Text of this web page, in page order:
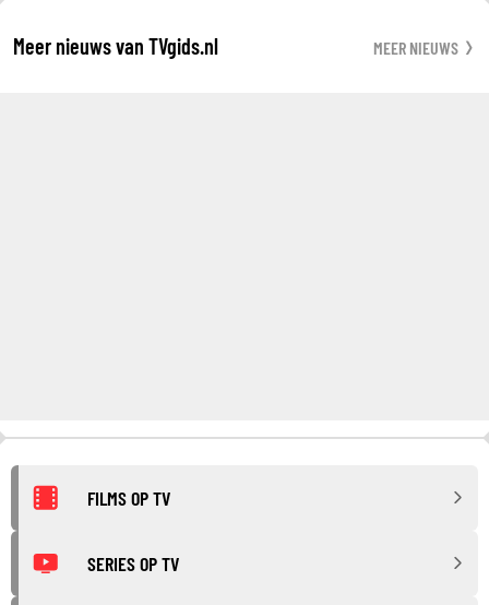
Meer nieuws van TVgids.nl MEER NIEUWS
FILMS OP TV
SERIES OP TV